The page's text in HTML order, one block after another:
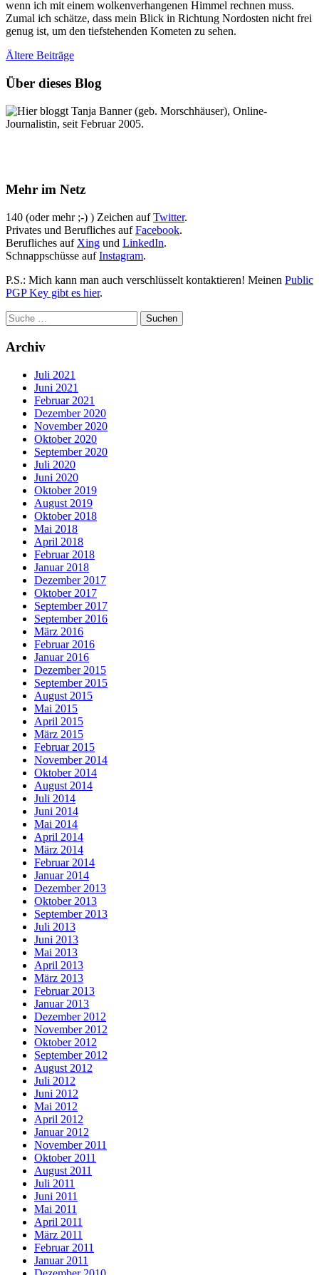
wenn ich mit einem wolkenverhangenen Himmel rechnen muss.
Zumal ich schätze, dass mein Blick in Richtung Nordosten nicht frei
genug ist, um den tiefstehenden Kometen zu sehen.
Ältere Beiträge
Über dieses Blog
Hier bloggt Tanja Banner (geb. Morschhäuser), Online-
Journalistin, seit Februar 2005.
Mehr im Netz
140 (oder mehr ;-) ) Zeichen aufTwitter.
Privates und Berufliches aufFacebook.
Berufliches auf Xing und LinkedIn.
Schnappschüsse aufInstagram.
P.S.: Mich kann man auch verschlüsselt kontaktieren! Meinen Public
PGP Key gibt es hier.
Archiv
Juli 2021
Juni 2021
Februar 2021
Dezember 2020
November 2020
Oktober 2020
September 2020
Juli 2020
Juni 2020
Oktober 2019
August 2019
Oktober 2018
Mai 2018
April 2018
Februar 2018
Januar 2018
Dezember 2017
Oktober 2017
September 2017
September 2016
März 2016
Februar 2016
Januar 2016
Dezember 2015
September 2015
August 2015
Mai 2015
April 2015
März 2015
Februar 2015
November 2014
Oktober 2014
August 2014
Juli 2014
Juni 2014
Mai 2014
April 2014
März 2014
Februar 2014
Januar 2014
Dezember 2013
Oktober 2013
September 2013
Juli 2013
Juni 2013
Mai 2013
April 2013
März 2013
Februar 2013
Januar 2013
Dezember 2012
November 2012
Oktober 2012
September 2012
August 2012
Juli 2012
Juni 2012
Mai 2012
April 2012
Januar 2012
November 2011
Oktober 2011
August 2011
Juli 2011
Juni 2011
Mai 2011
April 2011
März 2011
Februar 2011
Januar 2011